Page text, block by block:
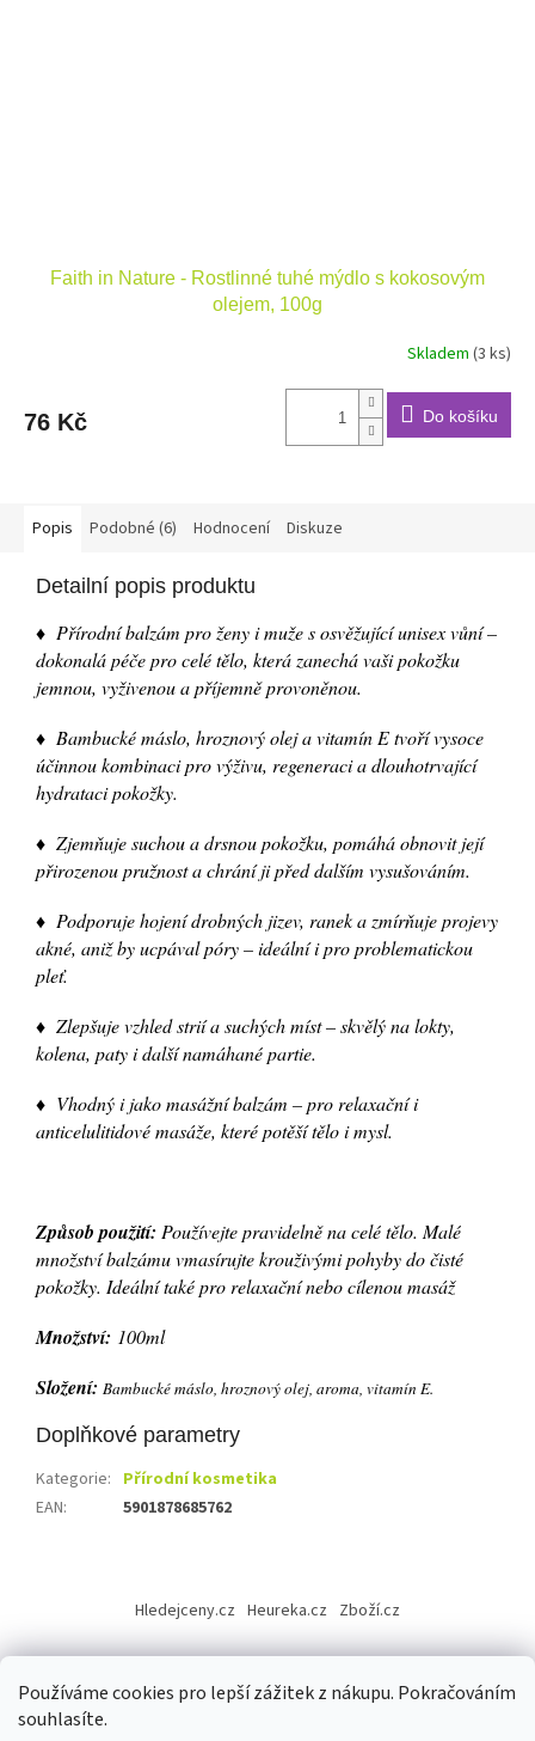
Používáme cookies pro lepší zážitek z nákupu. Pokračováním
souhlasíte.
Faith in Nature - Rostlinné tuhé mýdlo s kokosovým
olejem, 100g
Skladem (3 ks)
76 Kč Do košíku
Popis Podobné (6) Hodnocení Diskuze
Detailní popis produktu
♦ Přírodní balzám pro ženy i muže s osvěžující unisex vůní –
dokonalá péče pro celé tělo, která zanechá vaši pokožku
jemnou, vyživenou a příjemně provoněnou.
♦ Bambucké máslo, hroznový olej a vitamín E tvoří vysoce
účinnou kombinaci pro výživu, regeneraci a dlouhotrvající
hydrataci pokožky.
♦ Zjemňuje suchou a drsnou pokožku, pomáhá obnovit její
přirozenou pružnost a chrání ji před dalším vysušováním.
♦ Podporuje hojení drobných jizev, ranek a zmírňuje projevy
akné, aniž by ucpával póry – ideální i pro problematickou
pleť.
♦ Zlepšuje vzhled strií a suchých míst – skvělý na lokty,
kolena, paty i další namáhané partie.
♦ Vhodný i jako masážní balzám – pro relaxační i
anticelulitidové masáže, které potěší tělo i mysl.
Způsob použití: Používejte pravidelně na celé tělo. Malé
množství balzámu vmasírujte krouživými pohyby do čisté
pokožky. Ideální také pro relaxační nebo cílenou masáž
Množství: 100ml
Složení: Bambucké máslo, hroznový olej, aroma, vitamín E.
Doplňkové parametry
Kategorie: Přírodní kosmetika
EAN: 5901878685762
a
Hledejceny.cz Heureka.cz Zboží.cz